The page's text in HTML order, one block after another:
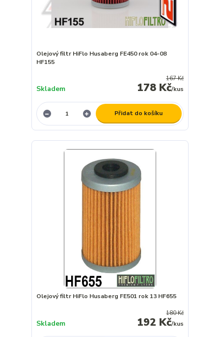
Olejový filtr HiFlo Husaberg FE450 rok 04-08
HF155
167 Kč
178 Kč/kus
Skladem
Přidat do košíku
Olejový filtr HiFlo Husaberg FE501 rok 13 HF655
180 Kč
192 Kč/kus
Skladem